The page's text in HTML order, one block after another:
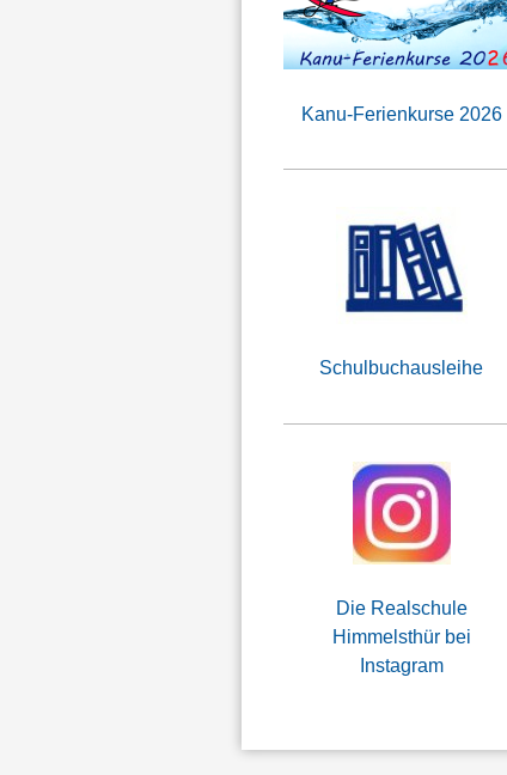
Kanu-Ferienkurse 2026
Schulbuchausleihe
Die Realschule
Himmelsthür bei
Instagram